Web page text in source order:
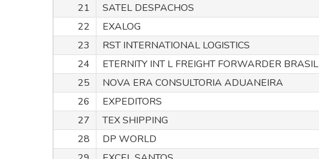
21
SATEL DESPACHOS
22
EXALOG
23
RST INTERNATIONAL LOGISTICS
24
ETERNITY INT L FREIGHT FORWARDER BRASIL
25
NOVA ERA CONSULTORIA ADUANEIRA
26
EXPEDITORS
27
TEX SHIPPING
28
DP WORLD